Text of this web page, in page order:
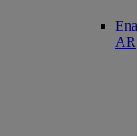
AR